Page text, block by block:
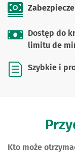
Dostęp do
limitu de
Szybkie i
Kto może